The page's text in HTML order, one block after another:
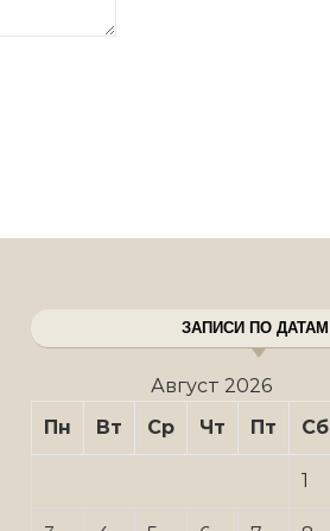
ЗАПИСИ ПО ДАТАМ
Август 2026
Пн
Вт Ср Чт Пт Сб
1